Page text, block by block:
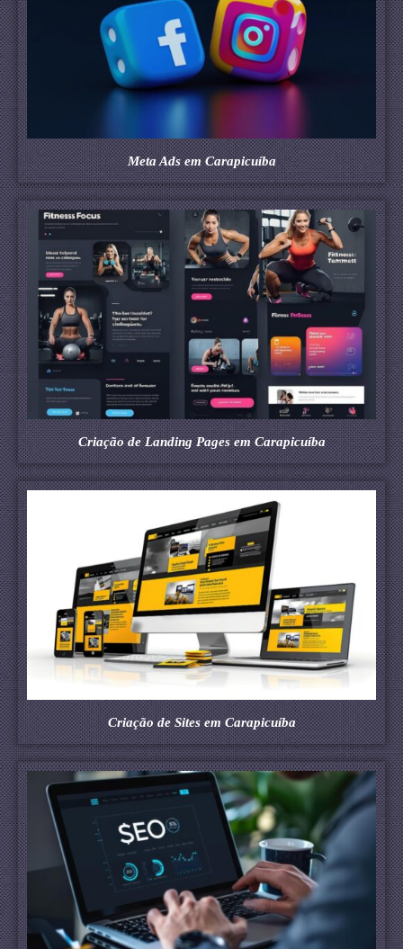
Meta Ads em Carapicuíba
Criação de Landing Pages em Carapicuíba
Criação de Sites em Carapicuíba